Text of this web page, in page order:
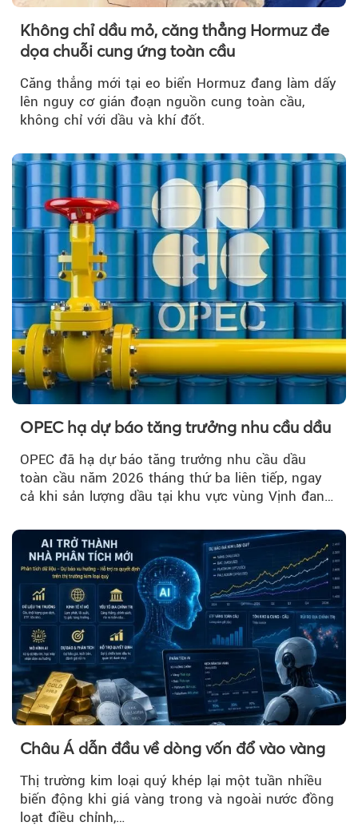
Không chỉ dầu mỏ, căng thẳng Hormuz đe
dọa chuỗi cung ứng toàn cầu
Căng thẳng mới tại eo biển Hormuz đang làm dấy
lên nguy cơ gián đoạn nguồn cung toàn cầu,
không chỉ với dầu và khí đốt.
OPEC hạ dự báo tăng trưởng nhu cầu dầu
OPEC đã hạ dự báo tăng trưởng nhu cầu dầu
toàn cầu năm 2026 tháng thứ ba liên tiếp, ngay
cả khi sản lượng dầu tại khu vực vùng Vịnh đang
Châu Á dẫn đầu về dòng vốn đổ vào vàng
Thị trường kim loại quý khép lại một tuần nhiều
biến động khi giá vàng trong và ngoài nước đồng
loạt điều chỉnh,…